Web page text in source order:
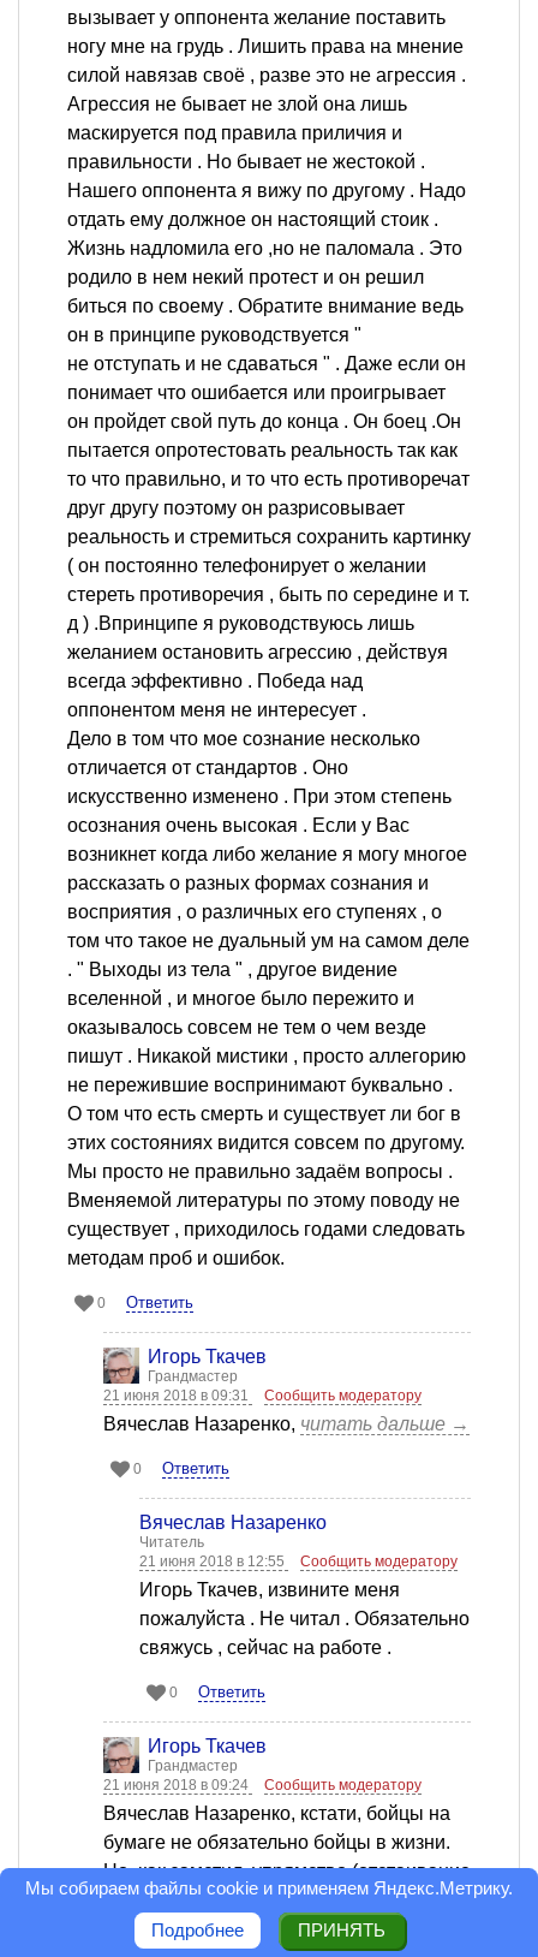
вызывает у оппонента желание поставить
ногу мне на грудь . Лишить права на мнение
силой навязав своё , разве это не агрессия .
Агрессия не бывает не злой она лишь
маскируется под правила приличия и
правильности . Но бывает не жестокой .
Нашего оппонента я вижу по другому . Надо
отдать ему должное он настоящий стоик .
Жизнь надломила его ,но не паломала . Это
родило в нем некий протест и он решил
биться по своему . Обратите внимание ведь
он в принципе руководствуется "
не отступать и не сдаваться " . Даже если он
понимает что ошибается или проигрывает
он пройдет свой путь до конца . Он боец .Он
пытается опротестовать реальность так как
то что правильно, и то что есть противоречат
друг другу поэтому он разрисовывает
реальность и стремиться сохранить картинку
( он постоянно телефонирует о желании
стереть противоречия , быть по середине и т.
д ) .Впринципе я руководствуюсь лишь
желанием остановить агрессию , действуя
всегда эффективно . Победа над
оппонентом меня не интересует .
Дело в том что мое сознание несколько
отличается от стандартов . Оно
искусственно изменено . При этом степень
осознания очень высокая . Если у Вас
возникнет когда либо желание я могу многое
рассказать о разных формах сознания и
восприятия , о различных его ступенях , о
том что такое не дуальный ум на самом деле
. " Выходы из тела " , другое видение
вселенной , и многое было пережито и
оказывалось совсем не тем о чем везде
пишут . Никакой мистики , просто аллегорию
не пережившие воспринимают буквально .
О том что есть смерть и существует ли бог в
этих состояниях видится совсем по другому.
Мы просто не правильно задаём вопросы .
Вменяемой литературы по этому поводу не
существует , приходилось годами следовать
методам проб и ошибок.
0 Ответить
Игорь Ткачев
Грандмастер
21 июня 2018 в 09:31
Сообщить модератору
Вячеслав Назаренко, читать дальше →
0 Ответить
Вячеслав Назаренко
Читатель
21 июня 2018 в 12:55
Сообщить модератору
Игорь Ткачев, извините меня
пожалуйста . Не читал . Обязательно
свяжусь , сейчас на работе .
0 Ответить
Игорь Ткачев
Грандмастер
21 июня 2018 в 09:24
Сообщить модератору
Вячеслав Назаренко, кстати, бойцы на
бумаге не обязательно бойцы в жизни.
Но, как заметил, упрямство (отстаивание
своей правды, несомнение - почти
всегда добродетель в глазах глупца).
Мы собираем файлы cookie и применяем Яндекс.Метрику.
Подробнее ПРИНЯТЬ